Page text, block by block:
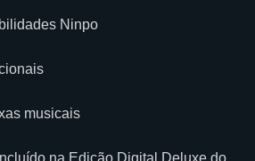
Ninpo
musicais
na Edição Digital Deluxe do